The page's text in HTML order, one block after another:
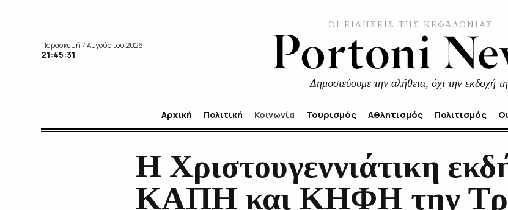
Παρασκευή 7 Αυγούστου 2026
21:45:32
ΟΙ ΕΙΔΗΣΕΙΣ ΤΗΣ ΚΕΦΑΛΟΝΙΑΣ
Δημοσιεύουμε την αλήθεια, όχι την εκδοχή
Αρχική Πολιτική Κοινωνία Τουρισμός Αθλητισμός Πολιτισμός
Η Χριστουγεννιάτικη
ΚΑΠΗ και ΚΗΦΗ την